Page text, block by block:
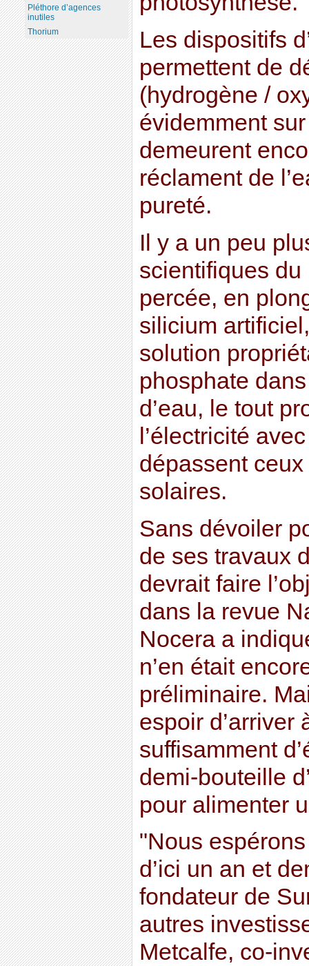
Les dispositifs
permettent de
(hydrogène /
évidemment
demeurent
réclament de
pureté.
Il y a un peu
scientifiques
percée, en
silicium
solution
phosphate
d’eau, le tout
l’électricité
dépassent
solaires.
Sans dévoiler
de ses travaux
devrait faire
dans la revue
Nocera a
n’en était
préliminaire.
espoir d’arriver
suffisamment
demi-bouteille
pour alimenter
"Nous
d’ici un an et
fondateur de
autres
Metcalfe, co-
Pléthore d’agences
inutiles
Thorium